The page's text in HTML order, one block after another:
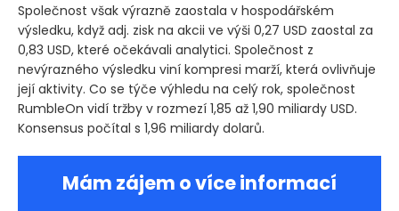
Společnost však výrazně zaostala v hospodářském
výsledku, když adj. zisk na akcii ve výši 0,27 USD zaostal za
0,83 USD, které očekávali analytici. Společnost z
nevýrazného výsledku viní kompresi marží, která ovlivňuje
její aktivity. Co se týče výhledu na celý rok, společnost
RumbleOn vidí tržby v rozmezí 1,85 až 1,90 miliardy USD.
Konsensus počítal s 1,96 miliardy dolarů.
Mám zájem o více informací